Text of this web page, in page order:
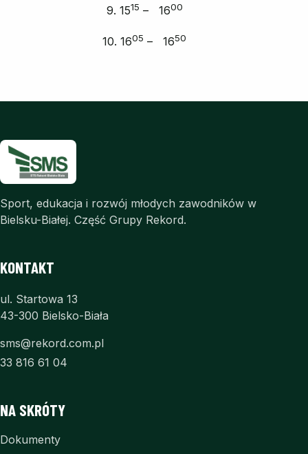
9. 1515 – 1600
10. 1605 – 1650
Sport, edukacja i rozwój młodych zawodników w
Bielsku-Białej. Część Grupy Rekord.
KONTAKT
ul. Startowa 13
43-300 Bielsko-Biała
sms@rekord.com.pl
33 816 61 04
NA SKRÓTY
Dokumenty